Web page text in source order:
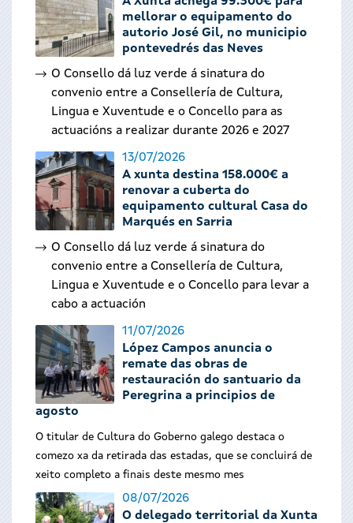
mellorar o equipamento do
autorio José Gil, no municipio
pontevedrés das Neves
O Consello dá luz verde á sinatura do
convenio entre a Consellería de Cultura,
Lingua e Xuventude e o Concello para as
actuacións a realizar durante 2026 e 2027
13/07/2026
A xunta destina 158.000€ a
renovar a cuberta do
equipamento cultural Casa do
Marqués en Sarria
O Consello dá luz verde á sinatura do
convenio entre a Consellería de Cultura,
Lingua e Xuventude e o Concello para levar a
cabo a actuación
11/07/2026
López Campos anuncia o
remate das obras de
restauración do santuario da
Peregrina a principios de
agosto
O titular de Cultura do Goberno galego destaca o
comezo xa da retirada das estadas, que se concluirá de
xeito completo a finais deste mesmo mes
08/07/2026
O delegado territorial da Xunta